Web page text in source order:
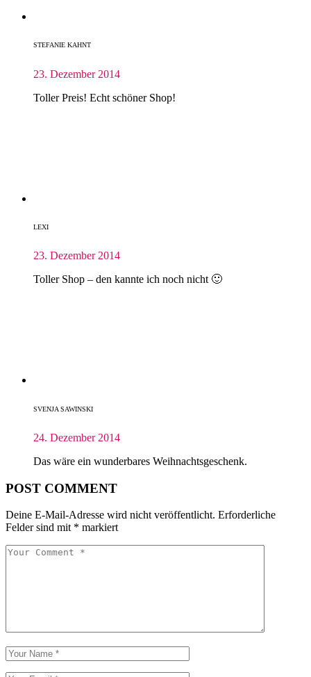
STEFANIE KAHNT
23. Dezember 2014
Toller Preis! Echt schöner Shop!
LEXI
23. Dezember 2014
Toller Shop – den kannte ich noch nicht 🙂
SVENJA SAWINSKI
24. Dezember 2014
Das wäre ein wunderbares Weihnachtsgeschenk.
POST COMMENT
Deine E-Mail-Adresse wird nicht veröffentlicht. Erforderliche
Felder sind mit * markiert